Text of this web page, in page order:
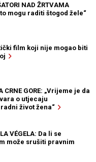
NAD ŽRTVAMA
mogu raditi štogod žele“
film koji nije mogao biti
CRNE GORE: „Vrijeme je da
o utjecaju
život žena“
VÉGELA: Da li se
može srušiti pravnim